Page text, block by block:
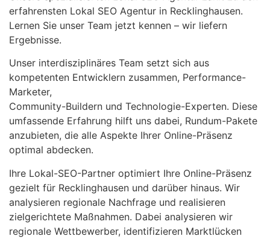
erfahrensten Lokal SEO Agentur in Recklinghausen.
Lernen Sie unser Team jetzt kennen – wir liefern
Ergebnisse.
Unser interdisziplinäres Team setzt sich aus
kompetenten Entwicklern zusammen, Performance-
Marketer,
Community-Buildern und Technologie-Experten. Diese
umfassende Erfahrung hilft uns dabei, Rundum-Pakete
anzubieten, die alle Aspekte Ihrer Online-Präsenz
optimal abdecken.
Ihre Lokal-SEO-Partner optimiert Ihre Online-Präsenz
gezielt für Recklinghausen und darüber hinaus. Wir
analysieren regionale Nachfrage und realisieren
zielgerichtete Maßnahmen. Dabei analysieren wir
regionale Wettbewerber, identifizieren Marktlücken